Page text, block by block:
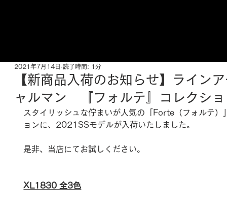
【新商品入荷のお知らせ】ライン
ャルマン 『フォルテ』コレクシ
2021年7月14日 読了時間: 1分
スタイリッシュな佇まいが人気の「Forte（フォルテ）
ョンに、2021SSモデルが入荷いたしました。
是非、当店にてお試しください。
XL1830 全3色